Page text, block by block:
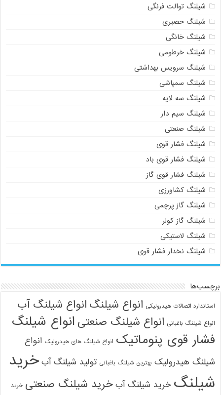
شیلنگ توالت فرنگی
شیلنگ حصیری
شیلنگ خانگی
شیلنگ خرطومی
شیلنگ سرویس بهداشتی
شیلنگ سمپاشی
شیلنگ سه لایه
شیلنگ سیم دار
شیلنگ صنعتی
شیلنگ فشار قوی
شیلنگ فشار قوی باد
شیلنگ فشار قوی گاز
شیلنگ کشاورزی
شیلنگ گاز پرچمی
شیلنگ گاز کولر
شیلنگ لاستیکی
شیلنگ نخدار فشار قوی
برچسب‌ها
استاندارد اتصالات هیدرولیکی انواع شیلنگ انواع شیلنگ آب
انواع شیلنگ باغبانی انواع شیلنگ صنعتی انواع شیلنگ
فشار قوی پنوماتیک انواع شیلنگ های هیدرولیک انواع
شیلنگ هیدرولیک بهترین شیلنگ باغبانی تولید شیلنگ آب خرید
شیلنگ خرید شیلنگ آب خرید شیلنگ صنعتی خرید